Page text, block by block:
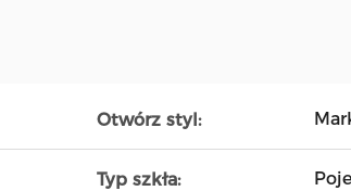
Otwórz styl:
Typ szkła: